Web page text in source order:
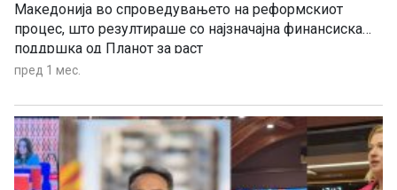
Македонија во спроведувањето на реформскиот
процес, што резултираше со најзначајна финансиска
поддршка од Планот за раст
пред 1 мес.